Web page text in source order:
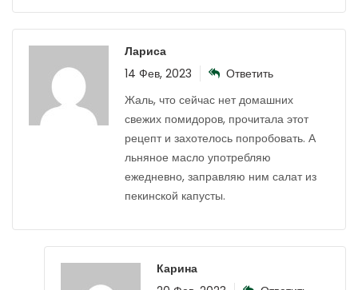
Лариса
14 Фев, 2023
Ответить
Жаль, что сейчас нет домашних
свежих помидоров, прочитала этот
рецепт и захотелось попробовать. А
льняное масло употребляю
ежедневно, заправляю ним салат из
пекинской капусты.
Карина